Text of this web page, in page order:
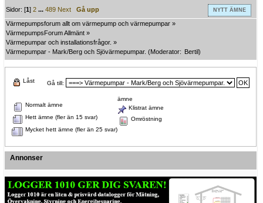
NYTT ÄMNE
Sidor: [1]2 ...489 Next
Gå upp
Värmepumpsforum allt om värmepump och värmepumpar »
VärmepumpsForum Allmänt »
Värmepumpar och installationsfrågor. »
Värmepumpar - Mark/Berg och Sjövärmepumpar. (Moderator: Bertil)
Gå till:
Normalt ämne
Hett ämne (fler än 15 svar)
Mycket hett ämne (fler än 25 svar)
Låst
ämne
Klistrat ämne
Omröstning
Annonser